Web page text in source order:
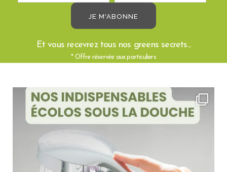
Et vous recevrez tous nos greens secrets...
* Offre réservée aux particuliers